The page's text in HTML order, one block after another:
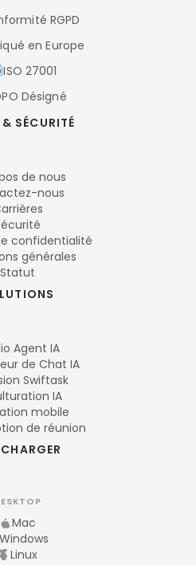
RGPD
en Europe
ISO 27001
Désigné
SÉCURITÉ
de nous
nous
confidentialité
générales
Statut
Agent IA
de Chat IA
Swiftask
IA
mobile
de réunion
Mac
Windows
Linux